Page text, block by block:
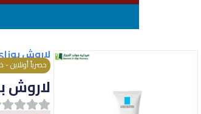
توصيل مجاني بجدة
لاروش
حصرياً أونلاين -
لاروش